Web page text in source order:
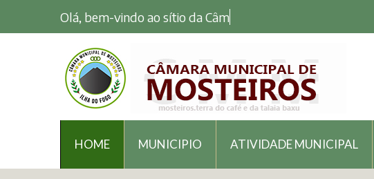
Olá, bem-vindo ao sítio da Câmara Mun
HOME MUNICIPIO ATIVIDADE MUNICIPAL